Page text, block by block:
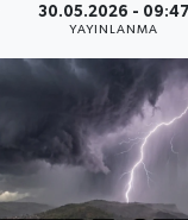
30.05.2026 - 09:47
YAYINLANMA